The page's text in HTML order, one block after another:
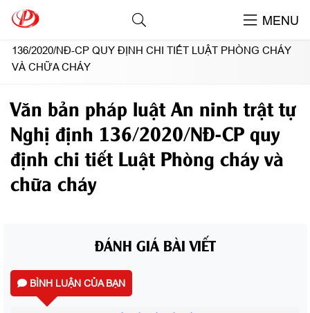
MENU
TIN TỨC NỔI BẬT
136/2020/NĐ-CP QUY ĐỊNH CHI TIẾT LUẬT PHÒNG CHÁY
VÀ CHỮA CHÁY
Văn bản pháp luật An ninh trật tự
Nghị định 136/2020/NĐ-CP quy
định chi tiết Luật Phòng cháy và
chữa cháy
ĐÁNH GIÁ BÀI VIẾT
BÌNH LUẬN CỦA BẠN